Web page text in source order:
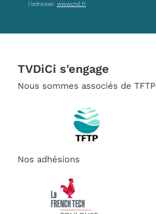
l’adresse: www.cnil.fr
TVDiCi s'engage
Nous sommes associés de TFTP
Nos adhésions